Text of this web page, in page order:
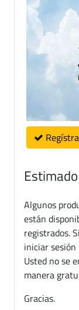
Algunos
están
registrados.
iniciar
Usted no se
manera
Gracias.